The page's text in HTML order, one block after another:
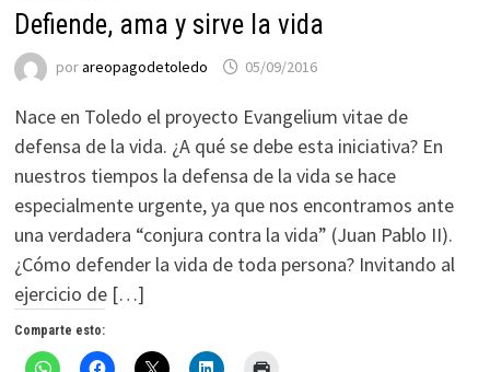
Defiende, ama y sirve la vida
porareopagodetoledo 05/09/2016
Nace en Toledo el proyecto Evangelium vitae de
defensa de la vida. ¿A qué se debe esta iniciativa? En
nuestros tiempos la defensa de la vida se hace
especialmente urgente, ya que nos encontramos ante
una verdadera “conjura contra la vida” (Juan Pablo II).
¿Cómo defender la vida de toda persona? Invitando al
ejercicio de […]
Comparte esto: